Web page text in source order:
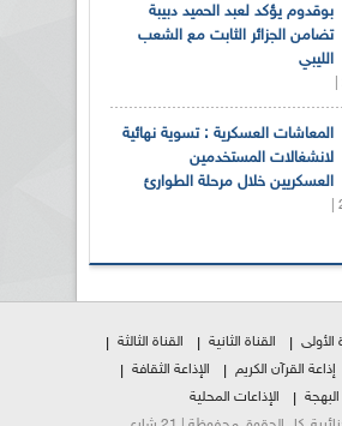
بوقدوم يؤكد لعبد الحميد دبيبة
تضامن الجزائر الثابت مع الشعب
الليبي
المعاشات العسكرية : تسوية نهائية
لانشغالات المستخدمين
العسكريين خلال مرحلة الطوارئ
الأولى القناة الثانية
القناة الثالثة
إذاعة القرآن الكريم
الإذاعة الثقافة
الإذاعات المحلية